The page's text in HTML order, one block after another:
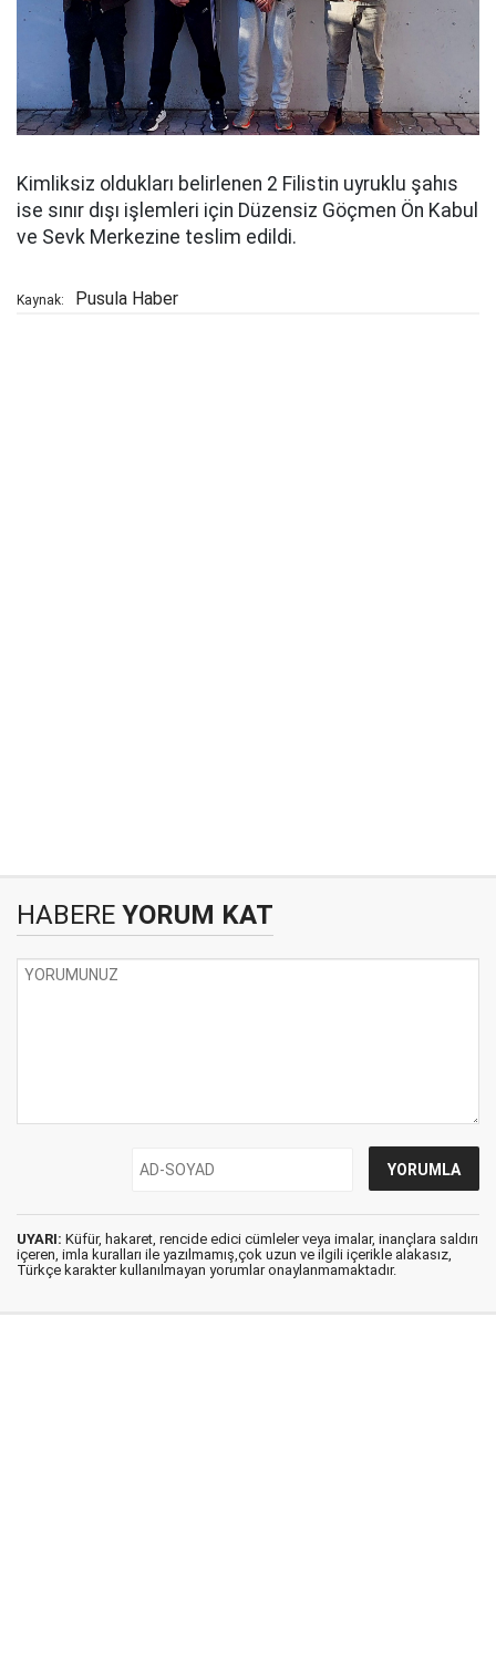
Kimliksiz oldukları belirlenen 2 Filistin uyruklu şahıs
ise sınır dışı işlemleri için Düzensiz Göçmen Ön Kabul
ve Sevk Merkezine teslim edildi.
Kaynak: Pusula Haber
HABERE YORUM KAT
UYARI: Küfür, hakaret, rencide edici cümleler veya imalar, inançlara saldırı
içeren, imla kuralları ile yazılmamış,çok uzun ve ilgili içerikle alakasız,
Türkçe karakter kullanılmayan yorumlar onaylanmamaktadır.